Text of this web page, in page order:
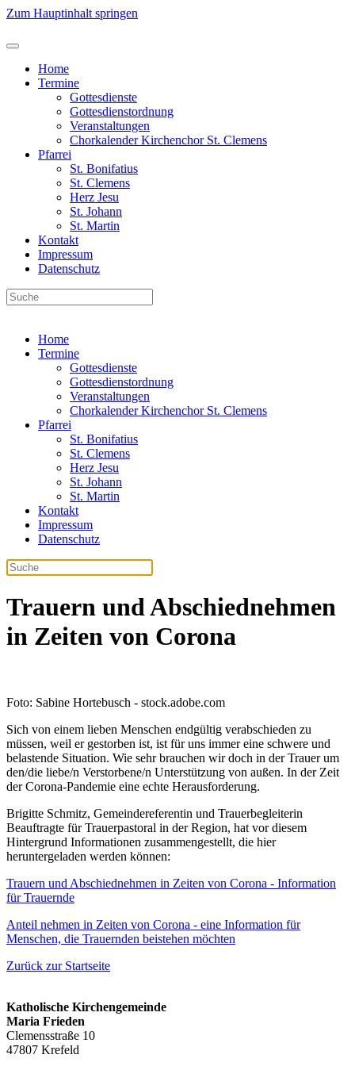
Zum Hauptinhalt springen
Home
Termine
Gottesdienste
Gottesdienstordnung
Veranstaltungen
Chorkalender Kirchenchor St. Clemens
Pfarrei
St. Bonifatius
St. Clemens
Herz Jesu
St. Johann
St. Martin
Kontakt
Impressum
Datenschutz
Home
Termine
Gottesdienste
Gottesdienstordnung
Veranstaltungen
Chorkalender Kirchenchor St. Clemens
Pfarrei
St. Bonifatius
St. Clemens
Herz Jesu
St. Johann
St. Martin
Kontakt
Impressum
Datenschutz
Trauern und Abschiednehmen
in Zeiten von Corona
Foto: Sabine Hortebusch - stock.adobe.com
Sich von einem lieben Menschen endgültig verabschieden zu
müssen, weil er gestorben ist, ist für uns immer eine schwere und
belastende Situation. Wie sehr brauchen wir doch in der Trauer um
den/die liebe/n Verstorbene/n Unterstützung von außen. In der Zeit
der Corona-Pandemie eine echte Herausforderung.
Brigitte Schmitz, Gemeindereferentin und Trauerbegleiterin
Beauftragte für Trauerpastoral in der Region, hat vor diesem
Hintergrund Informationen zusammengestellt, die hier
heruntergeladen werden können:
Trauern und Abschiednehmen in Zeiten von Corona - Information
für Trauernde
Anteil nehmen in Zeiten von Corona - eine Information für
Menschen, die Trauernden beistehen möchten
Zurück zur Startseite
Katholische Kirchengemeinde
Maria Frieden
Clemensstraße 10
47807 Krefeld